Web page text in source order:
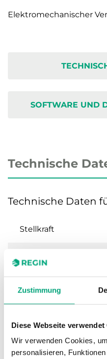
Zustimmung
Diese Webseite verwendet
Wir verwenden Cookies,
personalisieren,
Elektromechanischer
SOFTWARE UND
Technische
Technische Daten
Stellkraft
Rückmeldesignal